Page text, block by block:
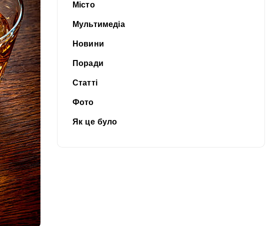
Місто
Мультимедіа
Новини
Поради
Статті
Фото
Як це було